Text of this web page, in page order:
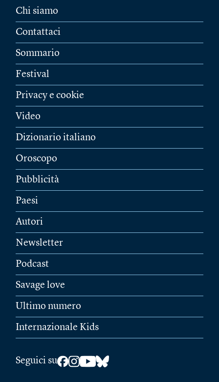
Chi siamo
Contattaci
Sommario
Festival
Privacy e cookie
Video
Dizionario italiano
Oroscopo
Pubblicità
Paesi
Autori
Newsletter
Podcast
Savage love
Ultimo numero
Internazionale Kids
Seguici su